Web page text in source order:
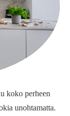
koko perheen
unohtamatta.